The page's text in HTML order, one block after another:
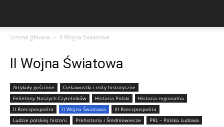
Strona główna II Wojna Światowa
II Wojna Światowa
Artykuły gościnne
Ciekawostki i mity historyczne
Felietony Naszych Czytelników
Historia Polski
Historia regionalna
II Rzeczpospolita
II Wojna Światowa
III Rzeczpospolita
Ludzie polskiej historii
Prehistoria i Średniowiecze
PRL – Polska Ludowa